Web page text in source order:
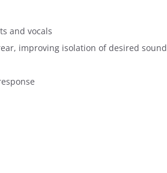
and vocals
improving isolation of desired sound